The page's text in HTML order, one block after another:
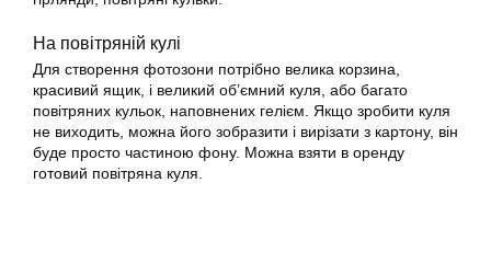
На повітряній кулі
Для створення фотозони потрібно велика корзина,
красивий ящик, і великий об’ємний куля, або багато
повітряних кульок, наповнених гелієм. Якщо зробити куля
не виходить, можна його зобразити і вирізати з картону, він
буде просто частиною фону. Можна взяти в оренду
готовий повітряна куля.